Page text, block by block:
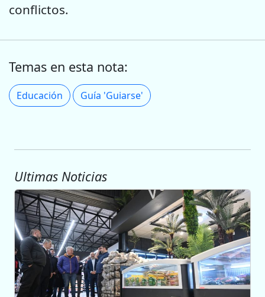
conflictos.
Temas en esta nota:
Educación Guía 'Guiarse'
Ultimas Noticias